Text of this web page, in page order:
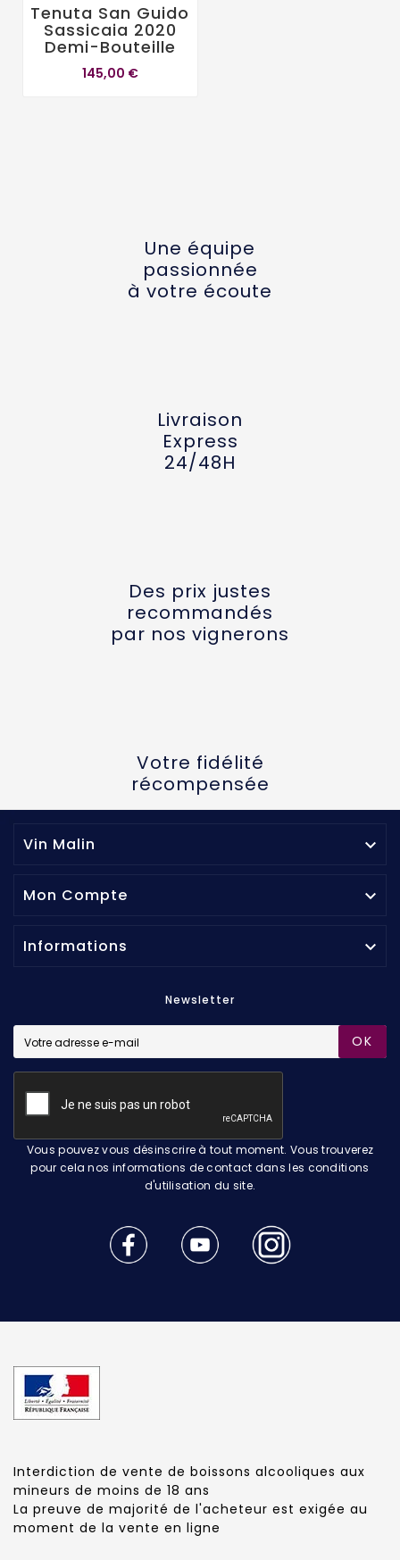
Tenuta San Guido
Sassicaia 2020
Demi-Bouteille
145,00 €
Une équipe
passionnée
à votre écoute
Livraison
Express
24/48H
Des prix justes
recommandés
par nos vignerons
Votre fidélité
récompensée
Vin Malin 
Mon Compte 
Informations 
Newsletter
OK
Vous pouvez vous désinscrire à tout moment. Vous trouverez
pour cela nos informations de contact dans les conditions
d'utilisation du site.
Interdiction de vente de boissons alcooliques aux
mineurs de moins de 18 ans
La preuve de majorité de l'acheteur est exigée au
moment de la vente en ligne